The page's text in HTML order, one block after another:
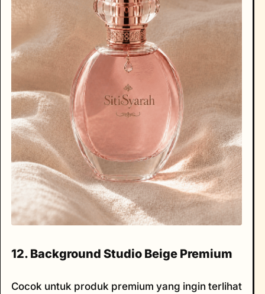
12. Background Studio Beige Premium
Cocok untuk produk premium yang ingin terlihat